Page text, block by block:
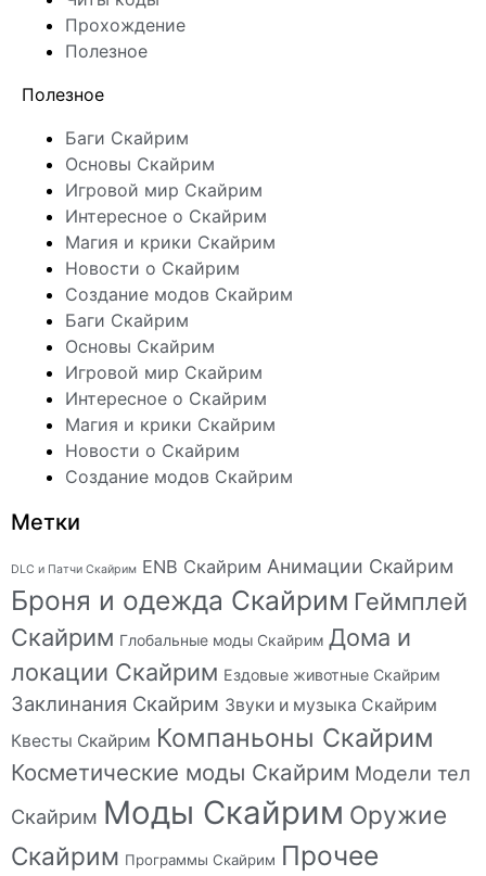
Прохождение
Полезное
Полезное
Баги Скайрим
Основы Скайрим
Игровой мир Скайрим
Интересное о Скайрим
Магия и крики Скайрим
Новости о Скайрим
Создание модов Скайрим
Баги Скайрим
Основы Скайрим
Игровой мир Скайрим
Интересное о Скайрим
Магия и крики Скайрим
Новости о Скайрим
Создание модов Скайрим
Метки
DLC и Патчи Скайрим ENB Скайрим Анимации Скайрим
Броня и одежда Скайрим Геймплей
Скайрим Глобальные моды Скайрим Дома и
локации Скайрим Ездовые животные Скайрим
Заклинания Скайрим Звуки и музыка Скайрим
Квесты Скайрим Компаньоны Скайрим
Косметические моды Скайрим Модели тел
Скайрим Моды Скайрим Оружие
Скайрим Программы Скайрим Прочее